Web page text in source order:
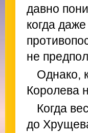
давно
когда
не
Однако,
Королева
Когда
до